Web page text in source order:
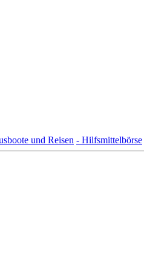
und Reisen - Hilfsmittelbörse